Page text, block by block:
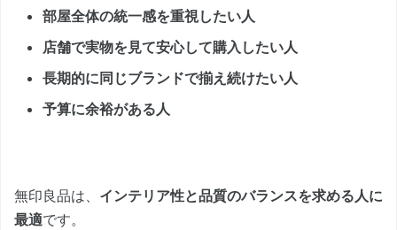
部屋全体の統一感を重視したい人
店舗で実物を見て安心して購入したい人
長期的に同じブランドで揃え続けたい人
予算に余裕がある人
無印良品は、 インテリア性と品質のバランスを求める人に
最適です。